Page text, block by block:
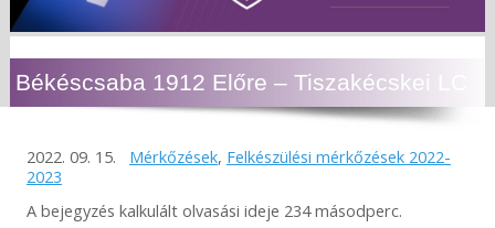
Békéscsaba 1912 Előre – Tiszakécskei LC
2022. 09. 15. Mérkőzések, Felkészülési mérkőzések 2022-
2023
A bejegyzés kalkulált olvasási ideje 234 másodperc.